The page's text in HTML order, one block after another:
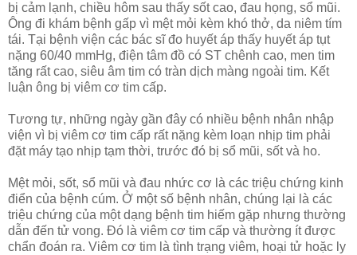
bị cảm lạnh, chiều hôm sau thấy sốt cao, đau họng, sổ mũi.
Ông đi khám bệnh gấp vì mệt mỏi kèm khó thở, da niêm tím
tái. Tại bệnh viện các bác sĩ đo huyết áp thấy huyết áp tụt
nặng 60/40 mmHg, điện tâm đồ có ST chênh cao, men tim
tăng rất cao, siêu âm tim có tràn dịch màng ngoài tim. Kết
luận ông bị viêm cơ tim cấp.
Tương tự, những ngày gần đây có nhiều bệnh nhân nhập
viện vì bị viêm cơ tim cấp rất nặng kèm loạn nhịp tim phải
đặt máy tạo nhịp tạm thời, trước đó bị sổ mũi, sốt và ho.
Mệt mỏi, sốt, sổ mũi và đau nhức cơ là các triệu chứng kinh
điển của bệnh cúm. Ở một số bệnh nhân, chúng lại là các
triệu chứng của một dạng bệnh tim hiếm gặp nhưng thường
dẫn đến tử vong. Đó là viêm cơ tim cấp và thường ít được
chẩn đoán ra. Viêm cơ tim là tình trạng viêm, hoại tử hoặc ly